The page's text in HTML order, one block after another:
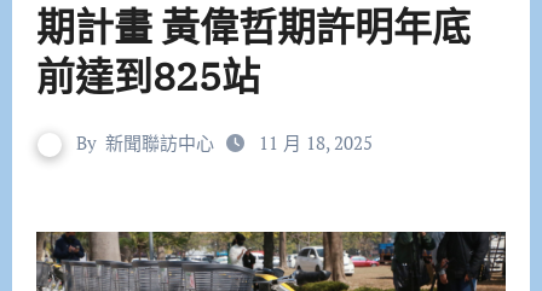
期計畫 黃偉哲期許明年底
前達到825站
By 新聞聯訪中心 11 月 18, 2025